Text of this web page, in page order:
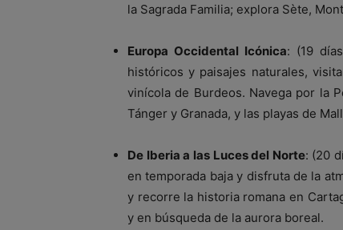
la Sagrada Familia; explora Sète,
Europa Occidental Icónica: (19
históricos y paisajes naturales,
vinícola de Burdeos. Navega por la
Tánger y Granada, y las playas de
De Iberia a las Luces del Norte: (20
en temporada baja y disfruta de la
y recorre la historia romana en
y en búsqueda de la aurora boreal.